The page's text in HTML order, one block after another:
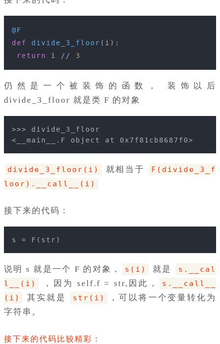
@F
def
divide_3_floor (i) :
return
i // 3
仍然是一个被装饰的函数， 装饰以后
divide_3_floor 就是类 F 的对象
>>> divide_3_floor
<__main__.F object at 0x7f81cb8687f0>
divide_3_floor(i) 就相当于
F(divide_3_f
loor).__call__(i)
接下来的代码：
s = F(str)
说明 s 就是一个 F 的对象， s(i) 就是
s.__cal
l__(i)
，因为 self.f = str,因此，
s.__call__
(i)
其实就是 str(i)
，可以将一个变量转化为
字符串。
接下来的代码比较精彩：